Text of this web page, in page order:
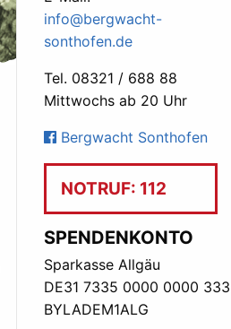
info@bergwacht-
sonthofen.de
Tel. 08321 / 688 88
Mittwochs ab 20 Uhr
Bergwacht Sonthofen
NOTRUF: 112
SPENDENKONTO
Sparkasse Allgäu
DE31 7335 0000 0000
BYLADEM1ALG